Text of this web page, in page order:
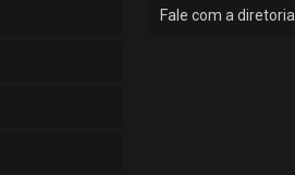
Fale com a diretoria